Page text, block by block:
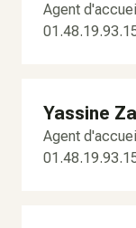
Agent d'accueil
Yassine
Agent d'accueil